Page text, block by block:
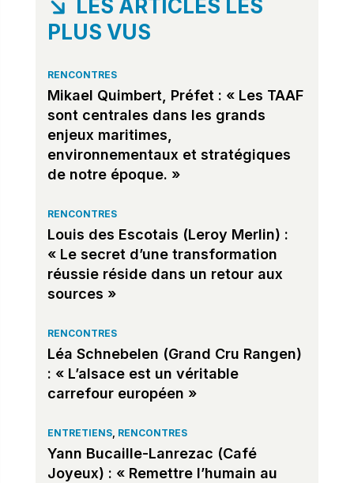
LES ARTICLES LES
PLUS VUS
RENCONTRES
Mikael Quimbert, Préfet : « Les TAAF
sont centrales dans les grands
enjeux maritimes,
environnementaux et stratégiques
de notre époque. »
RENCONTRES
Louis des Escotais (Leroy Merlin) :
« Le secret d’une transformation
réussie réside dans un retour aux
sources »
RENCONTRES
Léa Schnebelen (Grand Cru Rangen)
: « L’alsace est un véritable
carrefour européen »
ENTRETIENS, RENCONTRES
Yann Bucaille-Lanrezac (Café
Joyeux) : « Remettre l’humain au